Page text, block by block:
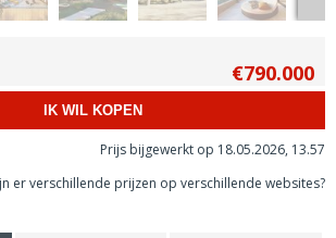
€790.000
IK WIL KOPEN
Prijs bijgewerkt op 18.05.2026, 13.57
er verschillende prijzen op verschillende websites?